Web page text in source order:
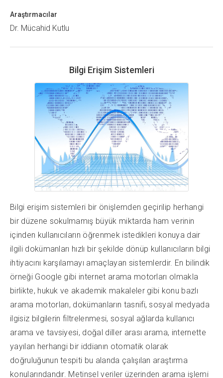
Araştırmacılar
Dr. Mücahid Kutlu
Bilgi Erişim Sistemleri
Bilgi erişim sistemleri bir önişlemden geçirilip herhangi
bir düzene sokulmamış büyük miktarda ham verinin
içinden kullanıcıların öğrenmek istedikleri konuya dair
ilgili dokümanları hızlı bir şekilde dönüp kullanıcıların bilgi
ihtiyacını karşılamayı amaçlayan sistemlerdir. En bilindik
örneği Google gibi internet arama motorları olmakla
birlikte, hukuk ve akademik makaleler gibi konu bazlı
arama motorları, dokümanların tasnifi, sosyal medyada
ilgisiz bilgilerin filtrelenmesi, sosyal ağlarda kullanıcı
arama ve tavsiyesi, doğal diller arası arama, internette
yayılan herhangi bir iddianın otomatik olarak
doğruluğunun tespiti bu alanda çalışılan araştırma
konularındandır. Metinsel veriler üzerinden arama işlemi